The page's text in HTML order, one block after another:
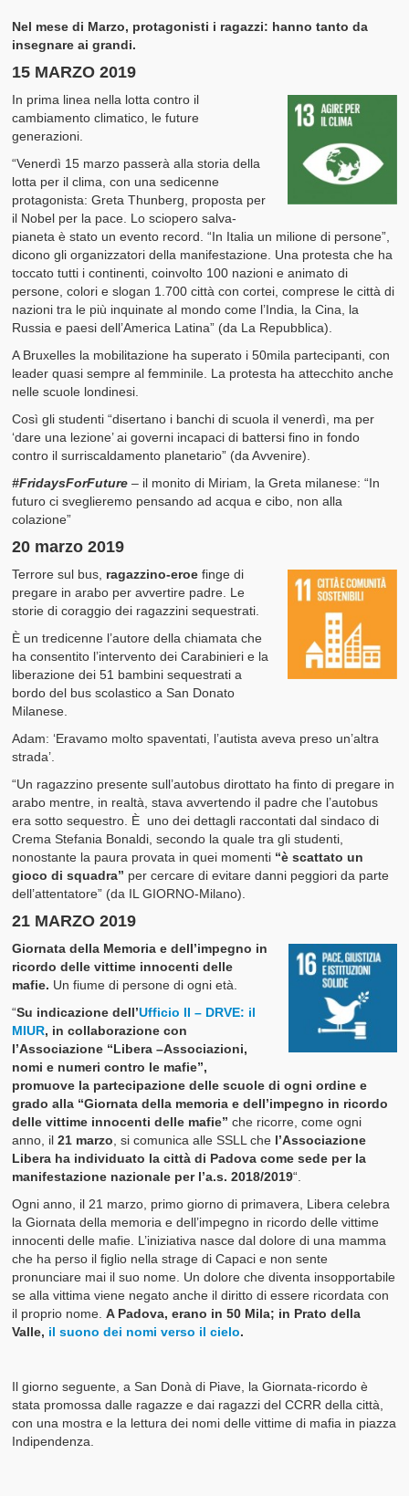
Nel mese di Marzo, protagonisti i ragazzi: hanno tanto da
insegnare ai grandi.
15 MARZO 2019
In prima linea nella lotta contro il
cambiamento climatico, le future
generazioni.
“Venerdì 15 marzo passerà alla storia della
lotta per il clima, con una sedicenne
protagonista: Greta Thunberg, proposta per
il Nobel per la pace. Lo sciopero salva-
pianeta è stato un evento record. “In Italia un milione di persone”,
dicono gli organizzatori della manifestazione. Una protesta che ha
toccato tutti i continenti, coinvolto 100 nazioni e animato di
persone, colori e slogan 1.700 città con cortei, comprese le città di
nazioni tra le più inquinate al mondo come l’India, la Cina, la
Russia e paesi dell’America Latina” (da La Repubblica).
A Bruxelles la mobilitazione ha superato i 50mila partecipanti, con
leader quasi sempre al femminile. La protesta ha attecchito anche
nelle scuole londinesi.
Così gli studenti “disertano i banchi di scuola il venerdì, ma per
‘dare una lezione’ ai governi incapaci di battersi fino in fondo
contro il surriscaldamento planetario” (da Avvenire).
#FridaysForFuture – il monito di Miriam, la Greta milanese: “In
futuro ci sveglieremo pensando ad acqua e cibo, non alla
colazione”
20 marzo 2019
Terrore sul bus, ragazzino-eroe finge di
pregare in arabo per avvertire padre. Le
storie di coraggio dei ragazzini sequestrati.
È un tredicenne l’autore della chiamata che
ha consentito l’intervento dei Carabinieri e la
liberazione dei 51 bambini sequestrati a
bordo del bus scolastico a San Donato
Milanese.
Adam: ‘Eravamo molto spaventati, l’autista aveva preso un’altra
strada’.
“Un ragazzino presente sull’autobus dirottato ha finto di pregare in
arabo mentre, in realtà, stava avvertendo il padre che l’autobus
era sotto sequestro. È uno dei dettagli raccontati dal sindaco di
Crema Stefania Bonaldi, secondo la quale tra gli studenti,
nonostante la paura provata in quei momenti “è scattato un
gioco di squadra” per cercare di evitare danni peggiori da parte
dell’attentatore” (da IL GIORNO-Milano).
21 MARZO 2019
Giornata della Memoria e dell’impegno in
ricordo delle vittime innocenti delle
mafie. Un fiume di persone di ogni età.
“Su indicazione dell’Ufficio II – DRVE: il
MIUR, in collaborazione con
l’Associazione “Libera –Associazioni,
nomi e numeri contro le mafie”,
promuove la partecipazione delle scuole di ogni ordine e
grado alla “Giornata della memoria e dell’impegno in ricordo
delle vittime innocenti delle mafie” che ricorre, come ogni
anno, il21 marzo , si comunica alle SSLL che l’Associazione
Libera ha individuato la città di Padova come sede per la
manifestazione nazionale per l’a.s. 2018/2019“.
Ogni anno, il 21 marzo, primo giorno di primavera, Libera celebra
la Giornata della memoria e dell’impegno in ricordo delle vittime
innocenti delle mafie. L’iniziativa nasce dal dolore di una mamma
che ha perso il figlio nella strage di Capaci e non sente
pronunciare mai il suo nome. Un dolore che diventa insopportabile
se alla vittima viene negato anche il diritto di essere ricordata con
il proprio nome.A Padova, erano in 50 Mila; in Prato della
Valle, il suono dei nomi verso il cielo.
Il giorno seguente, a San Donà di Piave, la Giornata-ricordo è
stata promossa dalle ragazze e dai ragazzi del CCRR della città,
con una mostra e la lettura dei nomi delle vittime di mafia in piazza
Indipendenza.